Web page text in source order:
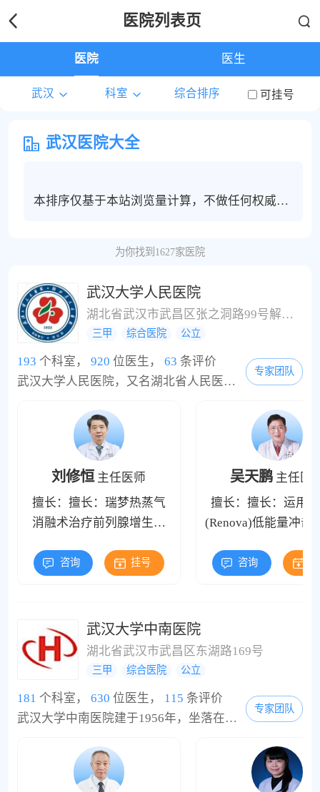
医院列表页
医院 医生
武汉 科室 综合排序 可挂号
武汉医院大全
本排序仅基于本站浏览量计算，不做任何权威度
为你找到1627家医院
武汉大学人民医院
湖北省武汉市武昌区张之洞路99号解放路238号
三甲 综合医院 公立
193 个科室， 920 位医生， 63 条评价
武汉大学人民医院，又名湖北省人民医院，也为武汉大学第一临床学院，创立于1923年，是湖北地区首家政府举办的公立医院。国家首批三级甲等医院、湖北省人民政府重点建设的窗口医院、全国文明单位、全国精神文明建设先进单位、全国五一劳动奖状集体。在中国医院影响力综合排行榜中位居全国第23名、华中地区第2名。医院有两个院区，共开放病床5000张(编制病床6300张)，设置涵盖现代临床医学的各个临床医技科室107个，位居全国前列。...
专家团队
刘修恒 主任医师
擅长：擅长：瑞梦热蒸气
消融术治疗前列腺增生，
炎治疗。同时运用雷诺瓦
想要提升性能力患者；同
时运用玻尿酸注射增粗增
大，玻尿酸治疗早泄、延
活质量等方面有较深的研
究及丰富的临床经验。 另
训练、特定治疗、康复训
练等综合疗法治疗男性勃
咨询 挂号
吴天鹏 主任医
擅长：擅长：运用
(Renova)低能量冲击
想要提升性能力患
活质量等方面有较
特定治疗、康复训
合疗法治疗男性勃
期致力于男性私密
术，阴茎假体（支
咨询
武汉大学中南医院
湖北省武汉市武昌区东湖路169号
三甲 综合医院 公立
181 个科室， 630 位医生， 115 条评价
武汉大学中南医院建于1956年，坐落在武昌东湖之滨，毗邻武汉中央文化区楚河汉街。编制床位3300张。医院名医荟萃，拥有高级职称专业人员500余人，博士研究生导师59人，硕士研究生导师204人，22人获国务院政府特殊津贴，8人入选湖北省首届医学领军人才，4人入选武汉大学珞珈杰出学者。医院学科齐全，有46个临床医技科室，17个教研室和1个检验系，有内科学、外科学、肿瘤学、临床检验诊断学等15个二级学科博士学位授予点，其中11个二级...
专家团队